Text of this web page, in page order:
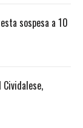
sospesa a 10